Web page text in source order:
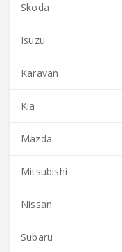
Skoda
Isuzu
Karavan
Kia
Mazda
Mitsubishi
Nissan
Subaru